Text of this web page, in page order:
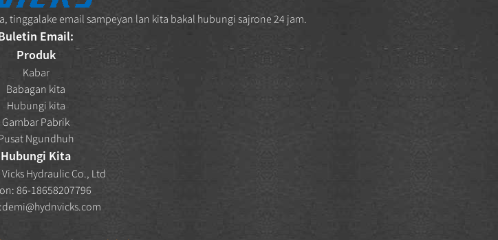
tinggalake email sampeyan lan kita bakal hubungi sajrone 24 jam.
Email:
Produk
Kabar
Babagan kita
Hubungi kita
Gambar Pabrik
Ngundhuh
Hubungi Kita
Hydraulic Co., Ltd
86-18658207796
demi@hydnvicks.com